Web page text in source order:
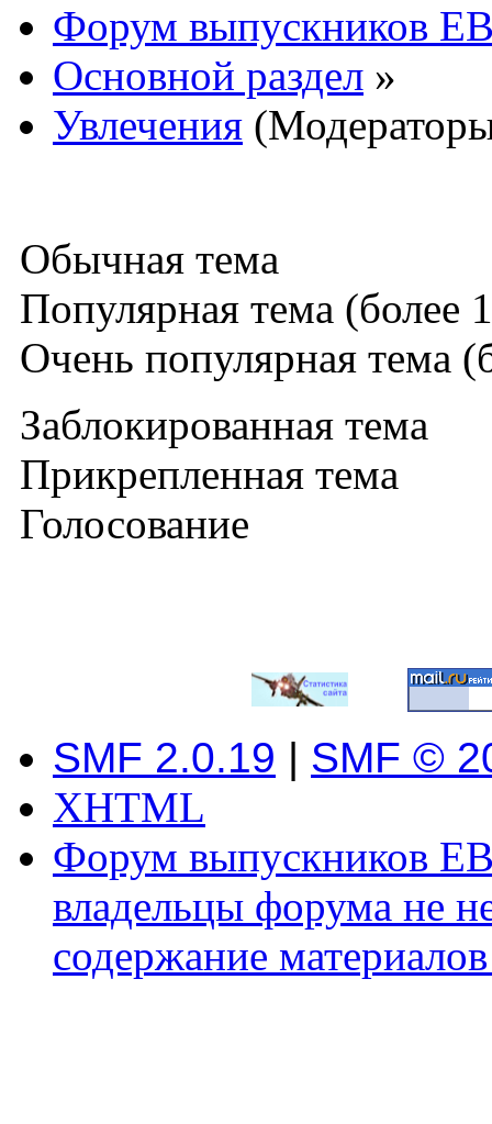
Форум выпускников
Основной раздел »
Увлечения
Обычная тема
Популярная тема (более
Очень популярная тема
Заблокированная тема
Прикрепленная тема
Голосование
SMF 2.0.19 | SMF ©
XHTML
Форум выпускников
владельцы форума не
содержание